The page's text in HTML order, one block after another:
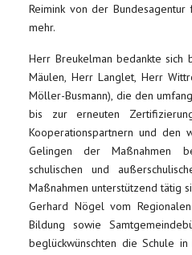
Reimink von der
mehr.
Herr Breukelman bedankte sich
Mäulen, Herr Langlet, Herr
Möller-Busmann), die den
bis zur erneuten
Kooperationspartnern und den
Gelingen der Maßnahmen
schulischen und
Maßnahmen unterstützend tätig
Gerhard Nögel vom
Bildung sowie
beglückwünschten die Schule